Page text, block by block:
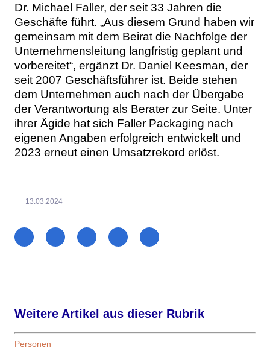
Dr. Michael Faller, der seit 33 Jahren die
Geschäfte führt. „Aus diesem Grund haben wir
gemeinsam mit dem Beirat die Nachfolge der
Unternehmensleitung langfristig geplant und
vorbereitet“, ergänzt Dr. Daniel Keesman, der
seit 2007 Geschäftsführer ist. Beide stehen
dem Unternehmen auch nach der Übergabe
der Verantwortung als Berater zur Seite. Unter
ihrer Ägide hat sich Faller Packaging nach
eigenen Angaben erfolgreich entwickelt und
2023 erneut einen Umsatzrekord erlöst.
13.03.2024
Weitere Artikel aus dieser Rubrik
Personen